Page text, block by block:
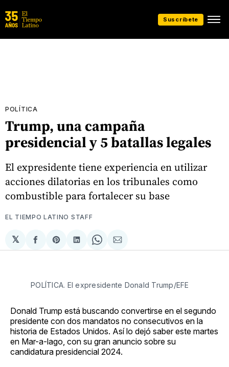
Suscríbete
POLÍTICA
Trump, una campaña
presidencial y 5 batallas legales
El expresidente tiene experiencia en utilizar
acciones dilatorias en los tribunales como
combustible para fortalecer su base
EL TIEMPO LATINO STAFF
𝕏
Compartir
en
Share
on
Compartir
en
Share
on
Compartir
via
POLÍTICA. El expresidente Donald Trump/EFE
Donald Trump está buscando convertirse en el segundo
presidente con dos mandatos no consecutivos en la
historia de Estados Unidos. Así lo dejó saber este martes
en Mar-a-lago, con su gran anuncio sobre su
candidatura presidencial 2024.